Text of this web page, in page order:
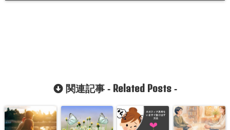
関連記事 - Related Posts-